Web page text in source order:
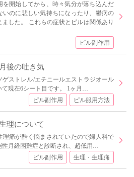
を開始してから、時々気分が落ち込んだ
いのに悲しい気持ちになったり、鬱病の
ました。 これらの症状とピルは関係あり
ピル副作用
後の吐き気
ゲストレル/エチニールエストラジオール
て現在6シート目です。 1ヶ月…
ピル副作用 ピル服用方法
理について
理痛が酷く悩まされていたので婦人科で
性月経困難症と診断され、超低用…
ピル副作用 生理・生理痛